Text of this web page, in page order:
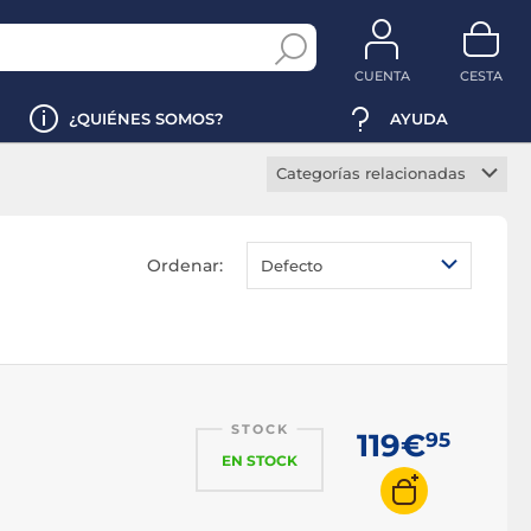
CUENTA CESTA
¿QUIÉNES SOMOS? AYUDA
Categorías relacionadas
Ordenar: Defecto
STOCK
EN STOCK 119€95